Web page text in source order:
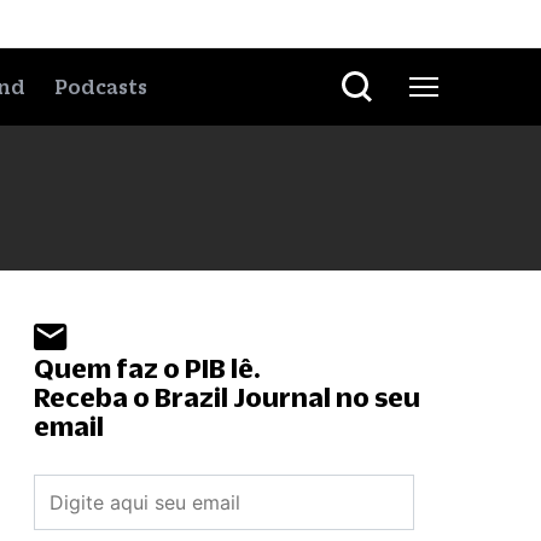
Podcasts
Quem faz o PIB lê.
Receba o Brazil Journal no seu
email